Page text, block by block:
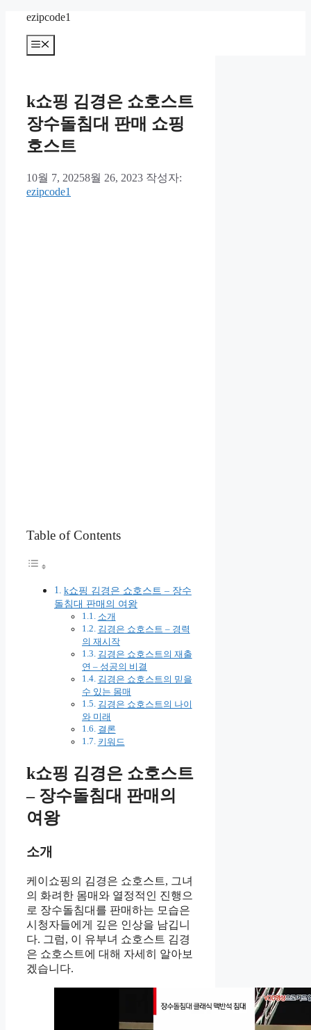
ezipcode1
메
뉴
k쇼핑 김경은 쇼호스트
장수돌침대 판매 쇼핑
호스트
10월 7, 20258월 26, 2023 작성자:
ezipcode1
Table of Contents
k쇼핑 김경은 쇼호스트 – 장수
돌침대 판매의 여왕
소개
김경은 쇼호스트 – 경력
의 재시작
김경은 쇼호스트의 재출
연 – 성공의 비결
김경은 쇼호스트의 믿을
수 있는 몸매
김경은 쇼호스트의 나이
와 미래
결론
키워드
k쇼핑 김경은 쇼호스트
– 장수돌침대 판매의
여왕
소개
케이쇼핑의 김경은 쇼호스트, 그녀
의 화려한 몸매와 열정적인 진행으
로 장수돌침대를 판매하는 모습은
시청자들에게 깊은 인상을 남깁니
다. 그럼, 이 유부녀 쇼호스트 김경
은 쇼호스트에 대해 자세히 알아보
겠습니다.